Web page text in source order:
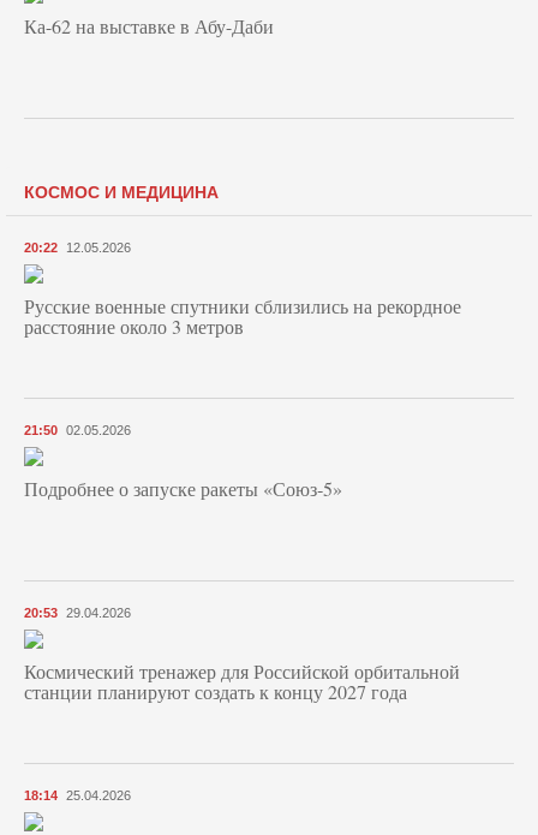
Ка-62 на выставке в Абу-Даби
КОСМОС И МЕДИЦИНА
20:22 12.05.2026
Русские военные спутники сблизились на рекордное
расстояние около 3 метров
21:50 02.05.2026
Подробнее о запуске ракеты «Союз‑5»
20:53 29.04.2026
Космический тренажер для Российской орбитальной
станции планируют создать к концу 2027 года
18:14 25.04.2026